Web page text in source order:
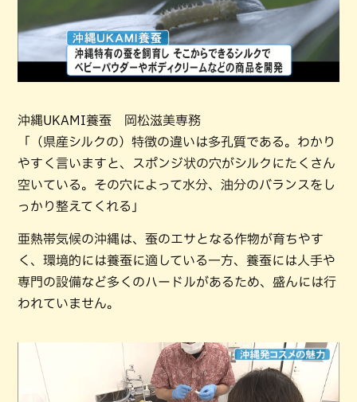
沖縄UKAMI養蚕 岡松滋美専務
「（県産シルクの）特徴の違いは多孔質である。わかり
やすく言いますと、スポンジ状の穴がシルクにたくさん
空いている。その穴によって水分、油分のバランスをし
っかり整えてくれる」
亜熱帯気候の沖縄は、蚕のエサとなる作物が育ちやす
く、環境的には養蚕に適している一方、養蚕には人手や
専門の設備など多くのハードルがあるため、盛んには行
われていません。